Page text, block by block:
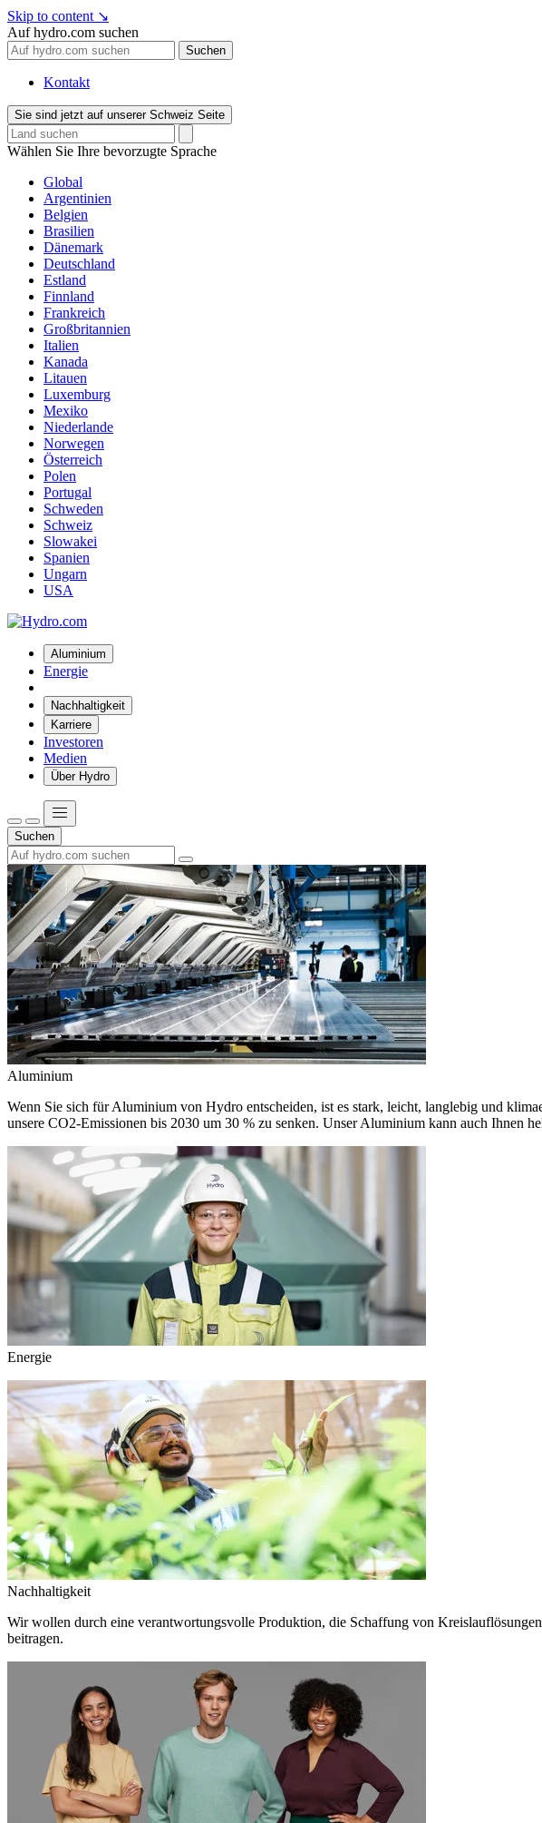
Skip to content ↘
Auf hydro.com suchen
Suchen
Kontakt
Sie sind jetzt auf unserer Schweiz Seite
Wählen Sie Ihre bevorzugte Sprache
Global
Argentinien
Belgien
Brasilien
Dänemark
Deutschland
Estland
Finnland
Frankreich
Großbritannien
Italien
Kanada
Litauen
Luxemburg
Mexiko
Niederlande
Norwegen
Österreich
Polen
Portugal
Schweden
Schweiz
Slowakei
Spanien
Ungarn
USA
Aluminium
Energie
Nachhaltigkeit
Karriere
Investoren
Medien
Über Hydro
Suchen
Aluminium
Wenn Sie sich für Aluminium von Hydro entscheiden, ist es stark, leicht, langlebig und
unsere CO2-Emissionen bis 2030 um 30 % zu senken. Unser Aluminium kann auch Ihnen
Energie
Nachhaltigkeit
Wir wollen durch eine verantwortungsvolle Produktion, die Schaffung von
beitragen.